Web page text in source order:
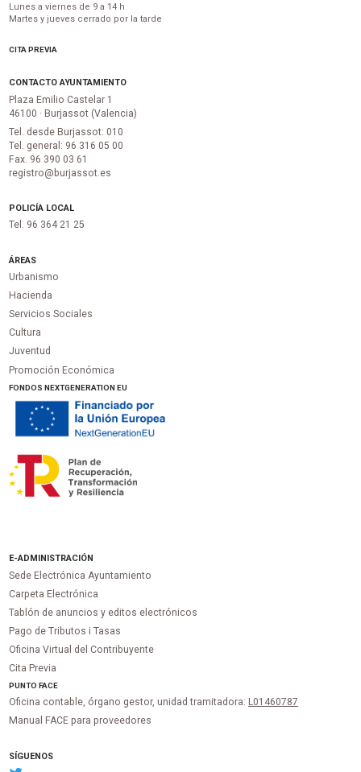
Lunes a viernes de 9 a 14 h
Martes y jueves cerrado por la tarde
CITA PREVIA
CONTACTO AYUNTAMIENTO
Plaza Emilio Castelar 1
46100 · Burjassot (Valencia)
Tel. desde Burjassot: 010
Tel. general: 96 316 05 00
Fax. 96 390 03 61
registro@burjassot.es
POLICÍA LOCAL
Tel. 96 364 21 25
ÁREAS
Urbanismo
Hacienda
Servicios Sociales
Cultura
Juventud
Promoción Económica
FONDOS NEXTGENERATION EU
E-ADMINISTRACIÓN
Sede Electrónica Ayuntamiento
Carpeta Electrónica
Tablón de anuncios y editos electrónicos
Pago de Tributos i Tasas
Oficina Virtual del Contribuyente
Cita Previa
PUNTOFACE
Oficina contable, órgano gestor, unidad tramitadora: L01460787
Manual FACE para proveedores
SÍGUENOS